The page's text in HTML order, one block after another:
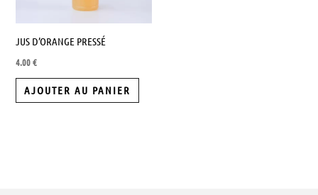
JUS D’ORANGE PRESSÉ
4.00€
AJOUTER AU PANIER